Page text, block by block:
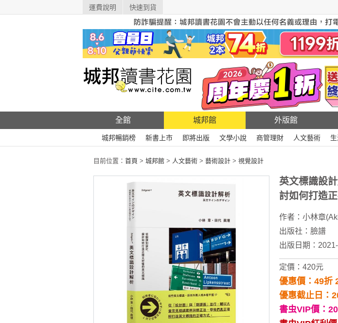
運費說明 快速到貨
全館 城邦館 外版館
城邦暢銷榜 新書上市 即將出版 文學小說 商管理財 人文藝術
目前位置： 首頁 > 城邦館 > 人文藝術 > 藝術設計 > 視覺設計
英文標識設
討如何打造
作者： 小林章
出版社： 臉譜
出版日期：
定價：420元
優惠價：49折
優惠截止日：
書虫VIP價：